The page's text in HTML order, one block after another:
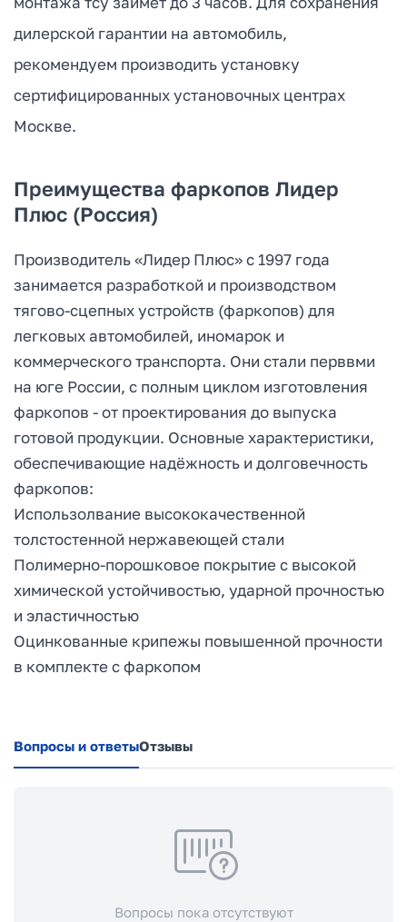
дилерской гарантии на автомобиль,
рекомендуем производить установку
сертифицированных установочных центрах
Москве.
Преимущества фаркопов Лидер
Плюс (Россия)
Производитель «Лидер Плюс» с 1997 года
занимается разработкой и производством
тягово-сцепных устройств (фаркопов) для
легковых автомобилей, иномарок и
коммерческого транспорта. Они стали перввми
на юге России, с полным циклом изготовления
фаркопов - от проектирования до выпуска
готовой продукции. Основные характеристики,
обеспечивающие надёжность и долговечность
фаркопов:
Использолвание высококачественной
толстостенной нержавеющей стали
Полимерно-порошковое покрытие с высокой
химической устойчивостью, ударной прочностью
и эластичностью
Оцинкованные крипежы повышенной прочности
в комплекте с фаркопом
Вопросы и ответыОтзывы
Вопросы пока отсутствуют